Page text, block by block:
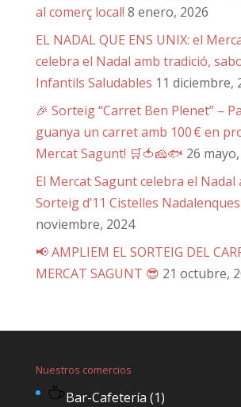
al comerç local! 8 enero, 2026
EL NADAL QUE ENS UNIX: el
celebra el Nadal amb tradició,
Infantils Saludables 11 diciembre,
🎉 Sorteig “Carret Ben Plenet” –
guanya un carret amb 100 € en
Mercat Sagunt! 🛒🍅🧀🐟 26
El Mercat Sagunt celebra el
Sorteig d’11 Cistelles Nadalenques
noviembre, 2024
📢 AMPLIEM EL SORTEIG DEL
MERCAT SAGUNT 😎 21 octubre,
Nuestros comercios
Bar-Cafetería (1)